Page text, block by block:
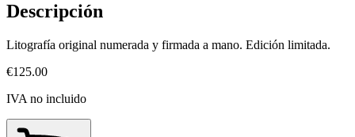
Descripción
Litografía original numerada y firmada a mano. Edición limitada.
€125.00
IVA no incluido